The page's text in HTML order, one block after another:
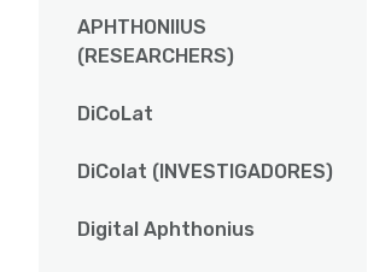
APHTHONIIUS
(RESEARCHERS)
DiCoLat
DiColat (INVESTIGADORES)
Digital Aphthonius